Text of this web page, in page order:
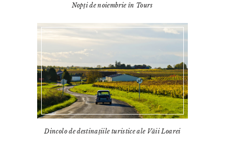
Nopți de noiembrie în Tours
Dincolo de destinaţiile turistice ale Văii Loarei